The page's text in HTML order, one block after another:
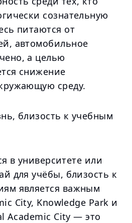
сознательную
питаются от
автомобильное
а целью
снижение
среду.
близость к учебным
в университете или
для учёбы, близость к
является важным
City, Knowledge Park и
Academic City — это